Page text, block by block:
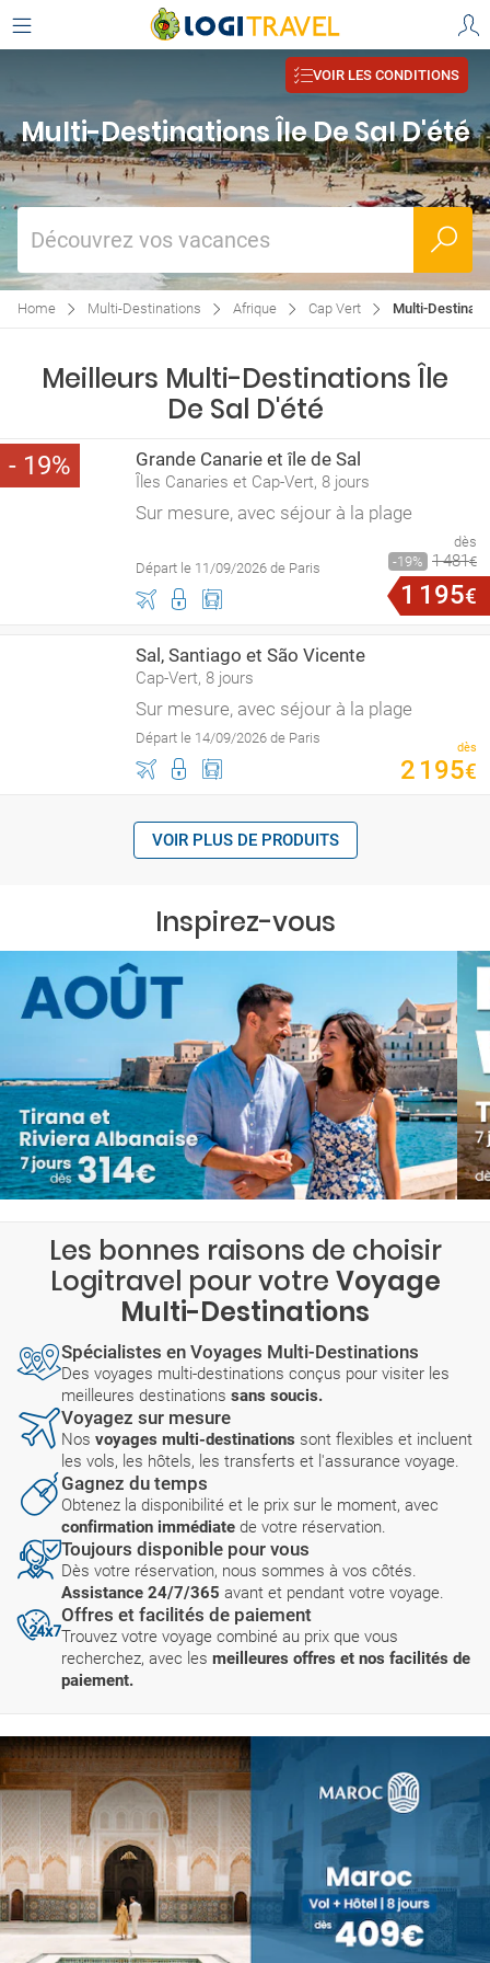
VOIR LES CONDITIONS
Multi-Destinations Île De Sal D'été
Découvrez vos vacances
Home Multi-Destinations Afrique Cap Vert Multi-
Meilleurs Multi-Destinations Île
De Sal D'été
19 Grande Canarie et île de Sal
Îles Canaries et Cap-Vert, 8 jours
Sur mesure, avec séjour à la plage
Départ le 11/09/2026 de Paris
dès
19
1481€
1 195€
Sal, Santiago et São Vicente
Cap-Vert, 8 jours
Sur mesure, avec séjour à la plage
Départ le 14/09/2026 de Paris
dès
2 195€
VOIR PLUS DE PRODUITS
Inspirez-vous
Les bonnes raisons de choisir
Logitravel pour votre Voyage
Multi-Destinations
Spécialistes en Voyages Multi-Destinations
Des voyages multi-destinations conçus pour visiter les
meilleures destinations sans soucis.
Voyagez sur mesure
Nos voyages multi-destinations sont flexibles et incluent
les vols, les hôtels, les transferts et l'assurance voyage.
Gagnez du temps
Obtenez la disponibilité et le prix sur le moment, avec
confirmation immédiate de votre réservation.
Toujours disponible pour vous
Dès votre réservation, nous sommes à vos côtés.
Assistance 24/7/365 avant et pendant votre voyage.
Offres et facilités de paiement
Trouvez votre voyage combiné au prix que vous
recherchez, avec les meilleures offres et nos facilités de
paiement.